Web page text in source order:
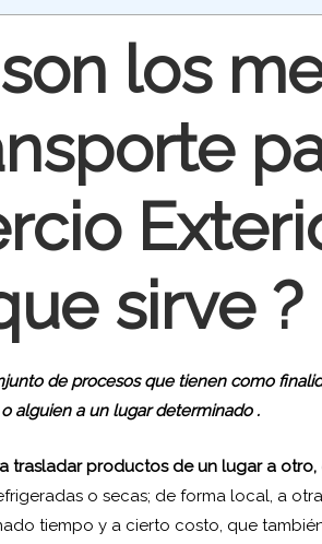
los
sirve ?
de procesos que tienen como
alguien a un lugar determinado .​
trasladar productos de un lugar a otro,
o secas; de forma local, a
tiempo y a cierto costo, que